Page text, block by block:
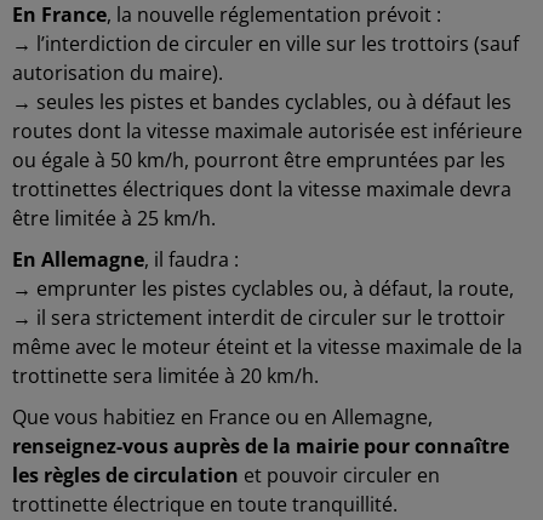
En France, la nouvelle réglementation prévoit :
→ l’interdiction de circuler en ville sur les trottoirs (sauf
autorisation du maire).
→ seules les pistes et bandes cyclables, ou à défaut les
routes dont la vitesse maximale autorisée est inférieure
ou égale à 50 km/h, pourront être empruntées par les
trottinettes électriques dont la vitesse maximale devra
être limitée à 25 km/h.
En Allemagne, il faudra :
→ emprunter les pistes cyclables ou, à défaut, la route,
→ il sera strictement interdit de circuler sur le trottoir
même avec le moteur éteint et la vitesse maximale de la
trottinette sera limitée à 20 km/h.
Que vous habitiez en France ou en Allemagne,
renseignez-vous auprès de la mairie pour connaître
les règles de circulation et pouvoir circuler en
trottinette électrique en toute tranquillité.